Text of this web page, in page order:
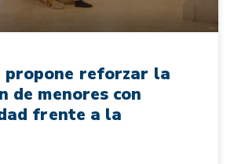
propone reforzar la
de menores con
frente a la